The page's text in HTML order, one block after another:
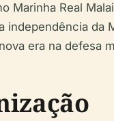
Marinha Real
independência da
era na defesa